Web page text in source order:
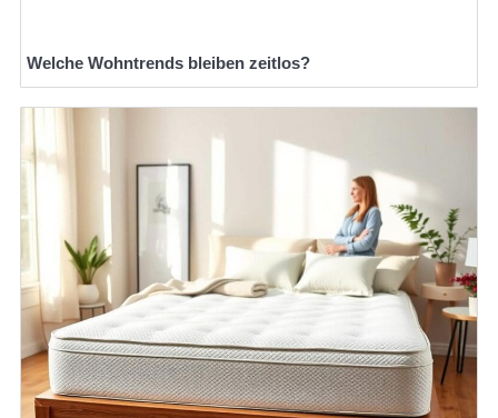
Welche Wohntrends bleiben zeitlos?